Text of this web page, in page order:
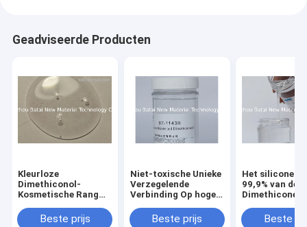
Geadviseerde Producten
Kleurloze
Dimethiconol-
Kosmetische Rang
siliconemengsel Cst
Beste prijs
Niet-toxische Unieke
Verzegelende
Verbinding Op hoge
van de siliconeolie
Beste prijs
Het
99,9% van de
Dimethicone
Viscositeit
Beste